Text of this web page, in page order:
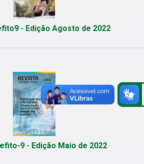
- Edição Agosto de 2022
9 - Edição Maio de 2022